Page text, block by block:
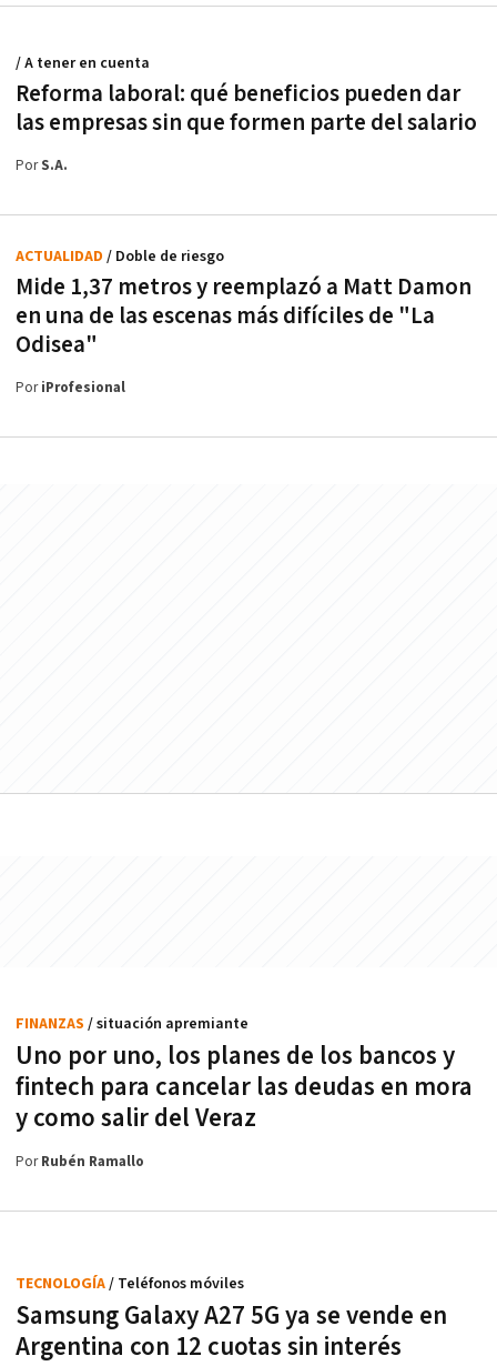
Reforma laboral: qué beneficios pueden dar
las empresas sin que formen parte del salario
/ A tener en cuenta
PorS.A.
Mide 1,37 metros y reemplazó a Matt Damon
en una de las escenas más difíciles de "La
Odisea"
ACTUALIDAD / Doble de riesgo
PoriProfesional
Uno por uno, los planes de los bancos y
fintech para cancelar las deudas en mora
y como salir del Veraz
FINANZAS / situación apremiante
PorRubén Ramallo
Samsung Galaxy A27 5G ya se vende en
Argentina con 12 cuotas sin interés
TECNOLOGÍA/ Teléfonos móviles